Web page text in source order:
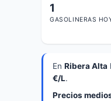
1
GASOLINERAS
En Ribera Alta
€/L.
Precios